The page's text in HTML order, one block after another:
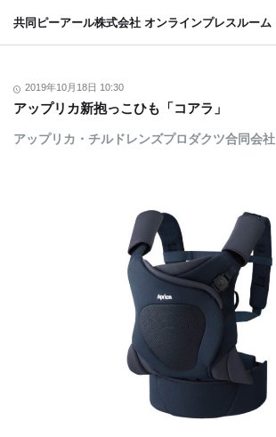
共同ピーアール株式会社 オンラインプレスルーム
2019年10月18日 10:30
アップリカ新抱っこひも「コアラ」
アップリカ・チルドレンズプロダクツ合同会社